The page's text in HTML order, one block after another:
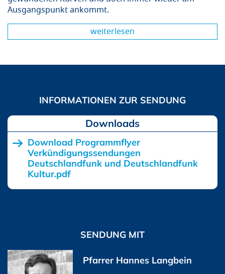
Ausgangspunkt ankommt.
weiterlesen
Downloads
Download Programmflyer
Verkündigungssendungen
Deutschlandfunk und Deutschlandfunk
Kultur.pdf
SENDUNG MIT
Pfarrer Hannes Langbein